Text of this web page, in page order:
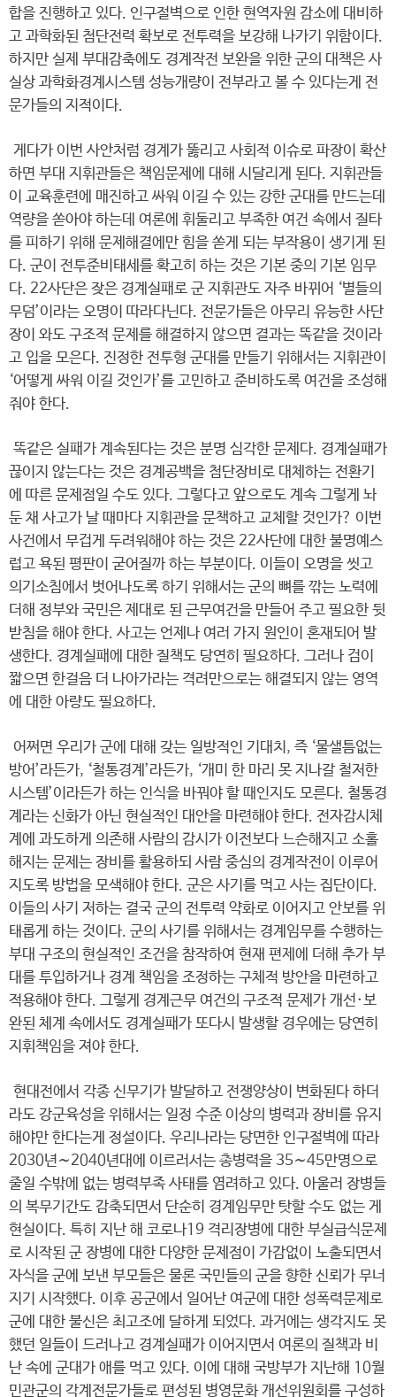
합을 진행하고 있다. 인구절벽으로 인한 현역자원 감소에 대비하
고 과학화된 첨단전력 확보로 전투력을 보강해 나가기 위함이다.
하지만 실제 부대감축에도 경계작전 보완을 위한 군의 대책은 사
실상 과학화경계시스템 성능개량이 전부라고 볼 수 있다는게 전
문가들의 지적이다.
게다가 이번 사안처럼 경계가 뚫리고 사회적 이슈로 파장이 확산
하면 부대 지휘관들은 책임문제에 대해 시달리게 된다. 지휘관들
이 교육훈련에 매진하고 싸워 이길 수 있는 강한 군대를 만드는데
역량을 쏟아야 하는데 여론에 휘둘리고 부족한 여건 속에서 질타
를 피하기 위해 문제해결에만 힘을 쏟게 되는 부작용이 생기게 된
다. 군이 전투준비태세를 확고히 하는 것은 기본 중의 기본 임무
다. 22사단은 잦은 경계실패로 군 지휘관도 자주 바뀌어 ‘별들의
무덤’이라는 오명이 따라다닌다. 전문가들은 아무리 유능한 사단
장이 와도 구조적 문제를 해결하지 않으면 결과는 똑같을 것이라
고 입을 모은다. 진정한 전투형 군대를 만들기 위해서는 지휘관이
‘어떻게 싸워 이길 것인가’를 고민하고 준비하도록 여건을 조성해
줘야 한다.
똑같은 실패가 계속된다는 것은 분명 심각한 문제다. 경계실패가
끊이지 않는다는 것은 경계공백을 첨단장비로 대체하는 전환기
에 따른 문제점일 수도 있다. 그렇다고 앞으로도 계속 그렇게 놔
둔 채 사고가 날 때마다 지휘관을 문책하고 교체할 것인가? 이번
사건에서 무겁게 두려워해야 하는 것은 22사단에 대한 불명예스
럽고 욕된 평판이 굳어질까 하는 부분이다. 이들이 오명을 씻고
의기소침에서 벗어나도록 하기 위해서는 군의 뼈를 깎는 노력에
더해 정부와 국민은 제대로 된 근무여건을 만들어 주고 필요한 뒷
받침을 해야 한다. 사고는 언제나 여러 가지 원인이 혼재되어 발
생한다. 경계실패에 대한 질책도 당연히 필요하다. 그러나 검이
짧으면 한걸음 더 나아가라는 격려만으로는 해결되지 않는 영역
에 대한 아량도 필요하다.
어쩌면 우리가 군에 대해 갖는 일방적인 기대치, 즉 ‘물샐틈없는
방어’라든가, ‘철통경계’라든가, ‘개미 한 마리 못 지나갈 철저한
시스템’이라든가 하는 인식을 바꿔야 할 때인지도 모른다. 철통경
계라는 신화가 아닌 현실적인 대안을 마련해야 한다. 전자감시체
계에 과도하게 의존해 사람의 감시가 이전보다 느슨해지고 소홀
해지는 문제는 장비를 활용하되 사람 중심의 경계작전이 이루어
지도록 방법을 모색해야 한다. 군은 사기를 먹고 사는 집단이다.
이들의 사기 저하는 결국 군의 전투력 약화로 이어지고 안보를 위
태롭게 하는 것이다. 군의 사기를 위해서는 경계임무를 수행하는
부대 구조의 현실적인 조건을 참작하여 현재 편제에 더해 추가 부
대를 투입하거나 경계 책임을 조정하는 구체적 방안을 마련하고
적용해야 한다. 그렇게 경계근무 여건의 구조적 문제가 개선·보
완된 체계 속에서도 경계실패가 또다시 발생할 경우에는 당연히
지휘책임을 져야 한다.
현대전에서 각종 신무기가 발달하고 전쟁양상이 변화된다 하더
라도 강군육성을 위해서는 일정 수준 이상의 병력과 장비를 유지
해야만 한다는게 정설이다. 우리나라는 당면한 인구절벽에 따라
2030년∼2040년대에 이르러서는 총병력을 35∼45만명으로
줄일 수밖에 없는 병력부족 사태를 염려하고 있다. 아울러 장병들
의 복무기간도 감축되면서 단순히 경계임무만 탓할 수도 없는 게
현실이다. 특히 지난 해 코로나19 격리장병에 대한 부실급식문제
로 시작된 군 장병에 대한 다양한 문제점이 가감없이 노출되면서
자식을 군에 보낸 부모들은 물론 국민들의 군을 향한 신뢰가 무너
지기 시작했다. 이후 공군에서 일어난 여군에 대한 성폭력문제로
군에 대한 불신은 최고조에 달하게 되었다. 과거에는 생각지도 못
했던 일들이 드러나고 경계실패가 이어지면서 여론의 질책과 비
난 속에 군대가 애를 먹고 있다. 이에 대해 국방부가 지난해 10월
민관군의 각계전문가들로 편성된 병영문화 개선위원회를 구성하